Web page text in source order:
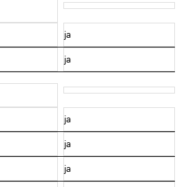
ja
ja
ja
ja
ja